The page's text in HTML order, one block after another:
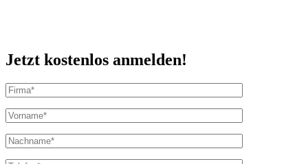
Jetzt kostenlos anmelden!